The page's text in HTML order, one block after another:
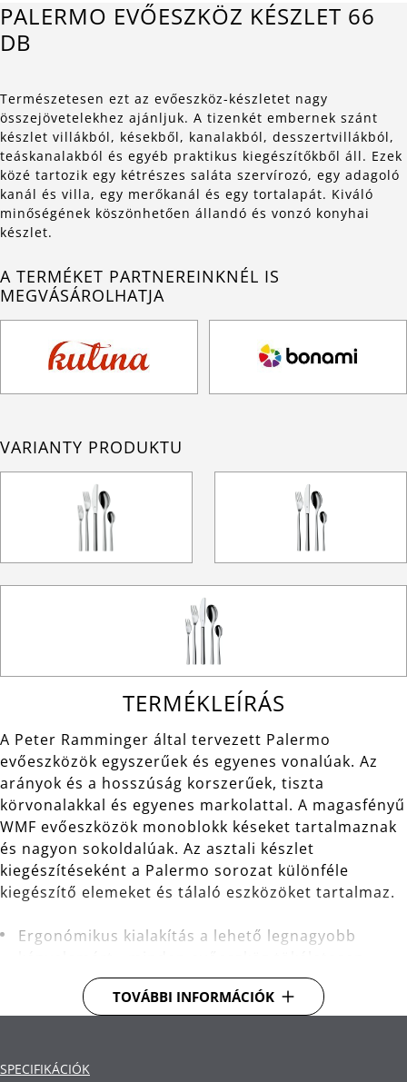
PALERMO EVŐESZKÖZ KÉSZLET 66
DB
Természetesen ezt az evőeszköz-készletet nagy
összejövetelekhez ajánljuk. A tizenkét embernek szánt
készlet villákból, késekből, kanalakból, desszertvillákból,
teáskanalakból és egyéb praktikus kiegészítőkből áll. Ezek
közé tartozik egy kétrészes saláta szervírozó, egy adagoló
kanál és villa, egy merőkanál és egy tortalapát. Kiváló
minőségének köszönhetően állandó és vonzó konyhai
készlet.
A TERMÉKET PARTNEREINKNÉL IS
MEGVÁSÁROLHATJA
VARIANTY PRODUKTU
TERMÉKLEÍRÁS
A Peter Ramminger által tervezett Palermo
evőeszközök egyszerűek és egyenes vonalúak. Az
arányok és a hosszúság korszerűek, tiszta
körvonalakkal és egyenes markolattal. A magasfényű
WMF evőeszközök monoblokk késeket tartalmaznak
és nagyon sokoldalúak. Az asztali készlet
kiegészítéseként a Palermo sorozat különféle
kiegészítő elemeket és tálaló eszközöket tartalmaz.
Ergonómikus kialakítás a lehető legnagyobb
kiegyensúlyozott a kényelmes fogás érdekében.
Anyag: Cromargan® rozsdamentes acél, amely
saválló, korrózióálló és rendkívül karcálló.
TOVÁBBI INFORMÁCIÓK
SPECIFIKÁCIÓK